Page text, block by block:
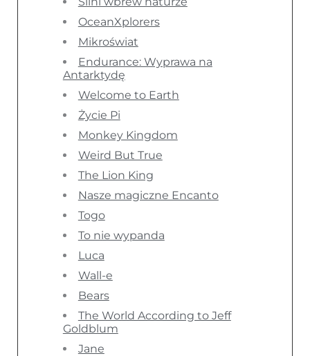
OceanXplorers
Mikroświat
Endurance: Wyprawa na
Antarktydę
Welcome to Earth
Życie Pi
Monkey Kingdom
Weird But True
The Lion King
Nasze magiczne Encanto
Togo
To nie wypanda
Luca
Wall-e
Bears
The World According to Jeff
Goldblum
Jane